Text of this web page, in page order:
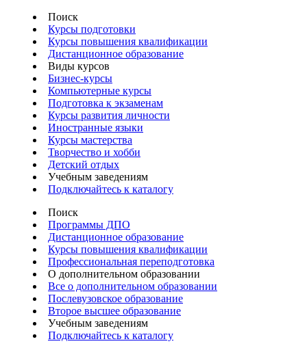
Поиск
Курсы подготовки
Курсы повышения квалификации
Дистанционное образование
Виды курсов
Бизнес-курсы
Компьютерные курсы
Подготовка к экзаменам
Курсы развития личности
Иностранные языки
Курсы мастерства
Творчество и хобби
Детский отдых
Учебным заведениям
Подключайтесь к каталогу
Поиск
Программы ДПО
Дистанционное образование
Курсы повышения квалификации
Профессиональная переподготовка
О дополнительном образовании
Все о дополнительном образовании
Послевузовское образование
Второе высшее образование
Учебным заведениям
Подключайтесь к каталогу